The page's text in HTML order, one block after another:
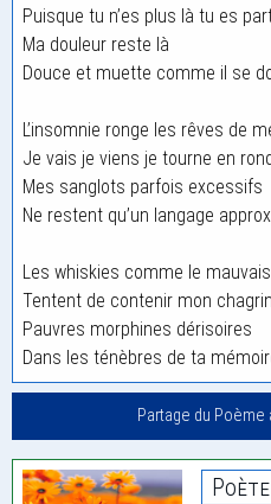
Puisque tu n’es plus là tu es
Ma douleur reste là
Douce et muette comme il se
L’insomnie ronge les rêves de
Je vais je viens je tourne en
Mes sanglots parfois excessifs
Ne restent qu’un langage
Les whiskies comme le
Tentent de contenir mon chagrin
Pauvres morphines dérisoires
Dans les ténèbres de ta
Partage du